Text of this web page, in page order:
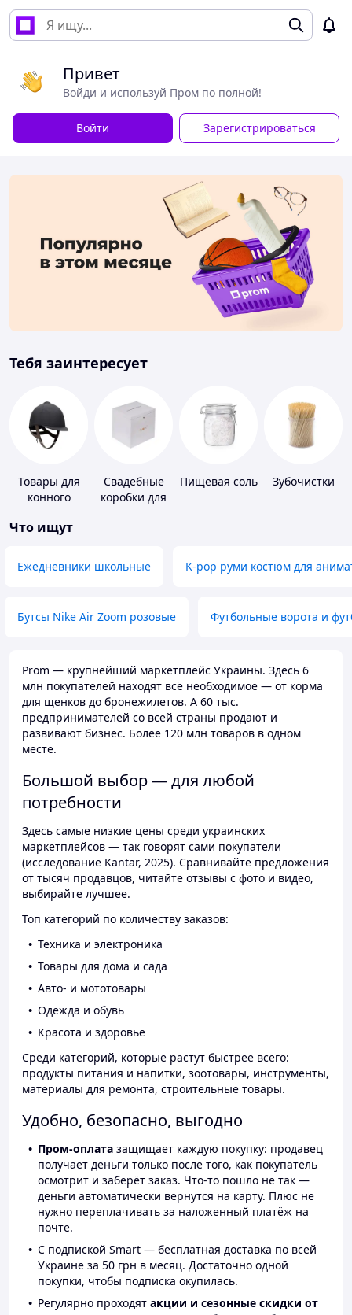
Привет
Войди и используй Пром по полной!
Войти Зарегистрироваться
Тебя заинтересует
Товары для
конного
Свадебные
коробки для
Пищевая соль Зубочистки
Что ищут
Ежедневники школьные K-pop руми костюм для
Бутсы Nike Air Zoom розовые Футбольные ворота и
Prom — крупнейший маркетплейс Украины. Здесь 6
млн покупателей находят всё необходимое — от корма
для щенков до бронежилетов. А 60 тыс.
предпринимателей со всей страны продают и
развивают бизнес. Более 120 млн товаров в одном
месте.
Большой выбор — для любой
потребности
Здесь самые низкие цены среди украинских
маркетплейсов — так говорят сами покупатели
(исследование Kantar, 2025). Сравнивайте предложения
от тысяч продавцов, читайте отзывы с фото и видео,
выбирайте лучшее.
Топ категорий по количеству заказов:
Техника и электроника
Товары для дома и сада
Авто- и мототовары
Одежда и обувь
Красота и здоровье
Среди категорий, которые растут быстрее всего:
продукты питания и напитки, зоотовары, инструменты,
материалы для ремонта, строительные товары.
Удобно, безопасно, выгодно
Пром-оплата защищает каждую покупку: продавец
получает деньги только после того, как покупатель
осмотрит и заберёт заказ. Что-то пошло не так —
деньги автоматически вернутся на карту. Плюс не
нужно переплачивать за наложенный платёж на
почте.
С подпиской Smart — бесплатная доставка по всей
Украине за 50 грн в месяц. Достаточно одной
покупки, чтобы подписка окупилась.
Регулярно проходят акции и сезонные скидки от